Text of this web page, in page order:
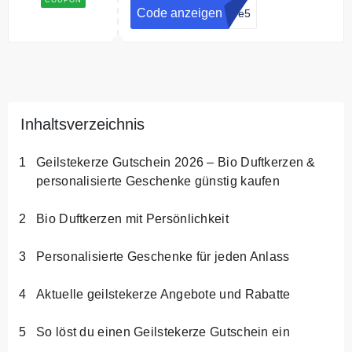
Bedingungen
Code anzeigen ave5
Inhaltsverzeichnis
Geilstekerze Gutschein 2026 – Bio Duftkerzen &
personalisierte Geschenke günstig kaufen
Bio Duftkerzen mit Persönlichkeit
Personalisierte Geschenke für jeden Anlass
Aktuelle geilstekerze Angebote und Rabatte
So löst du einen Geilstekerze Gutschein ein